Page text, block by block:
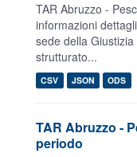
TAR Abruzzo -
informazioni
sede della
strutturato...
CSV JSON ODS
TAR Abruzzo -
periodo